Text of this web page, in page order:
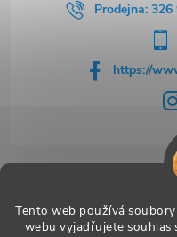
Tento web používá
webu vyjadřujete souhlas
Prodejna:
https://
Užitečné odkazy